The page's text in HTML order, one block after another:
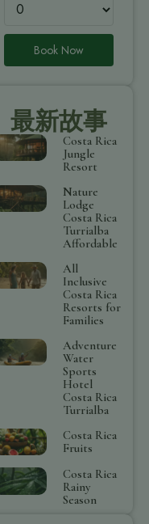
Book Now
最新故事
Costa Rica
Jungle
Resort
Nature
Lodge
Costa Rica
Turrialba
Affordable
All
Inclusive
Costa Rica
Resorts for
Families
Adventure
Water
Sports
Hotel
Costa Rica
Turrialba
Costa Rica
Fruits
Costa Rica
Rainy
Season